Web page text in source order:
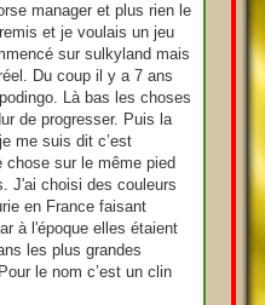
manager et plus rien le
et je voulais un jeu
sur sulkyland mais
Du coup il y a 7 ans
Là bas les choses
de progresser. Puis la
me suis dit c’est
chose sur le même pied
J'ai choisi des couleurs
en France faisant
à l'époque elles étaient
les plus grandes
le nom c’est un clin